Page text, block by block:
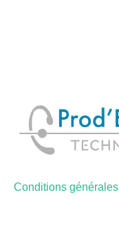
Conditions générales